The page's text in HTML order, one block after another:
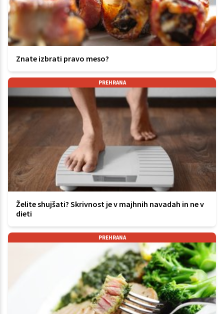
Znate izbrati pravo meso?
PREHRANA
Želite shujšati? Skrivnost je v majhnih navadah in ne v
dieti
PREHRANA